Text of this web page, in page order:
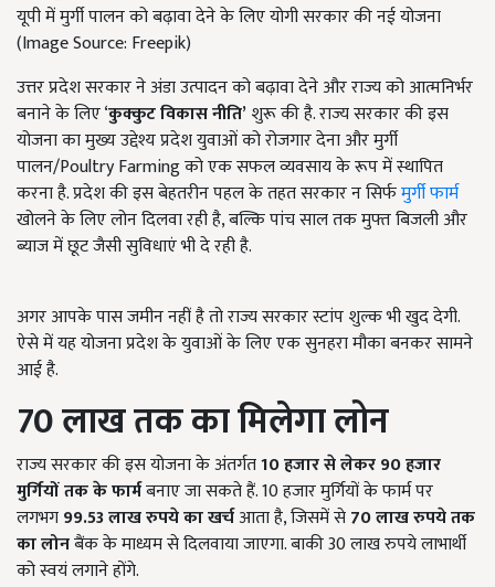
यूपी में मुर्गी पालन को बढ़ावा देने के लिए योगी सरकार की नई योजना
(Image Source: Freepik)
उत्तर प्रदेश सरकार ने अंडा उत्पादन को बढ़ावा देने और राज्य को आत्मनिर्भर
बनाने के लिए ‘कुक्कुट विकास नीति’शुरू की है. राज्य सरकार की इस
योजना का मुख्य उद्देश्य प्रदेश युवाओं को रोजगार देना और मुर्गी
पालन/Poultry Farming को एक सफल व्यवसाय के रूप में स्थापित
करना है. प्रदेश की इस बेहतरीन पहल के तहत सरकार न सिर्फमुर्गी फार्म
खोलने के लिए लोन दिलवा रही है, बल्कि पांच साल तक मुफ्त बिजली और
ब्याज में छूट जैसी सुविधाएं भी दे रही है.
अगर आपके पास जमीन नहीं है तो राज्य सरकार स्टांप शुल्क भी खुद देगी.
ऐसे में यह योजना प्रदेश के युवाओं के लिए एक सुनहरा मौका बनकर सामने
आई है.
70लाख तक का मिलेगा लोन
राज्य सरकार की इस योजना के अंतर्गत10हजार से लेकर 90हजार
मुर्गियों तक के फार्मबनाए जा सकते हैं. 10 हजार मुर्गियों के फार्म पर
लगभग99.53लाख रुपये का खर्चआता है, जिसमें से70लाख रुपये तक
का लोनबैंक के माध्यम से दिलवाया जाएगा. बाकी 30 लाख रुपये लाभार्थी
को स्वयं लगाने होंगे.